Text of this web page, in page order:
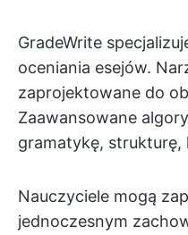
GradeWrite
oceniania esejów.
zaprojektowane do
Zaawansowane
gramatykę, strukturę,
Nauczyciele mogą
jednoczesnym